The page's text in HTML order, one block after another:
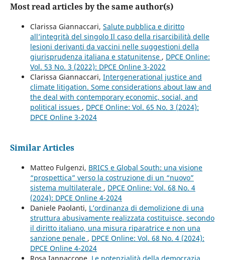
Most read articles by the same author(s)
Clarissa Giannaccari, Salute pubblica e diritto
all’integrità del singolo Il caso della risarcibilità delle
lesioni derivanti da vaccini nelle suggestioni della
giurisprudenza italiana e statunitense , DPCE Online:
Vol. 53 No. 3 (2022): DPCE Online 3-2022
Clarissa Giannaccari, Intergenerational justice and
climate litigation. Some considerations about law and
the deal with contemporary economic, social, and
political issues , DPCE Online: Vol. 65 No. 3 (2024):
DPCE Online 3-2024
Similar Articles
Matteo Fulgenzi, BRICS e Global South: una visione
“prospettica” verso la costruzione di un “nuovo”
sistema multilaterale , DPCE Online: Vol. 68 No. 4
(2024): DPCE Online 4-2024
Daniele Paolanti, L’ordinanza di demolizione di una
struttura abusivamente realizzata costituisce, secondo
il diritto italiano, una misura riparatrice e non una
sanzione penale , DPCE Online: Vol. 68 No. 4 (2024):
DPCE Online 4-2024
Rosa Iannaccone, Le potenzialità della democrazia